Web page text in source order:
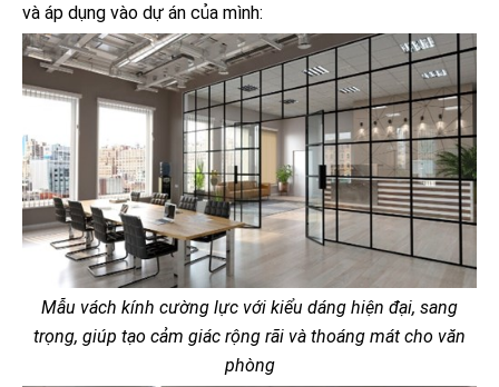
và áp dụng vào dự án của mình:
Mẫu vách kính cường lực với kiểu dáng hiện đại, sang
trọng, giúp tạo cảm giác rộng rãi và thoáng mát cho văn
phòng